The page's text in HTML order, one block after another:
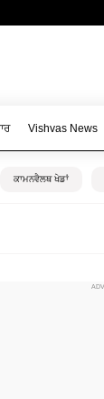
Vishvas News
ਕਾਮਨਵੈਲਥ ਖੇਡਾਂ